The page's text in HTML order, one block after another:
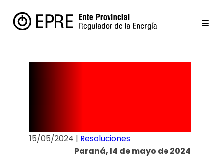
15/05/2024 | Resoluciones
Paraná, 14 de mayo de 2024